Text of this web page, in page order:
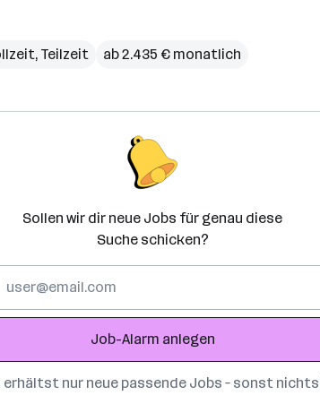
Teilzeit ab 2.435 € monatlich
Sollen wir dir neue Jobs für genau diese
Suche schicken?
Job-Alarm anlegen
erhältst nur neue passende Jobs – sonst